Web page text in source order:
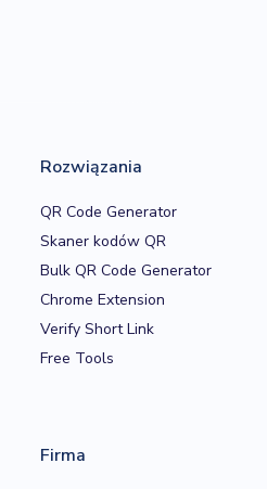
Rozwiązania
QR Code Generator
Skaner kodów QR
Bulk QR Code Generator
Chrome Extension
Verify Short Link
Free Tools
Firma